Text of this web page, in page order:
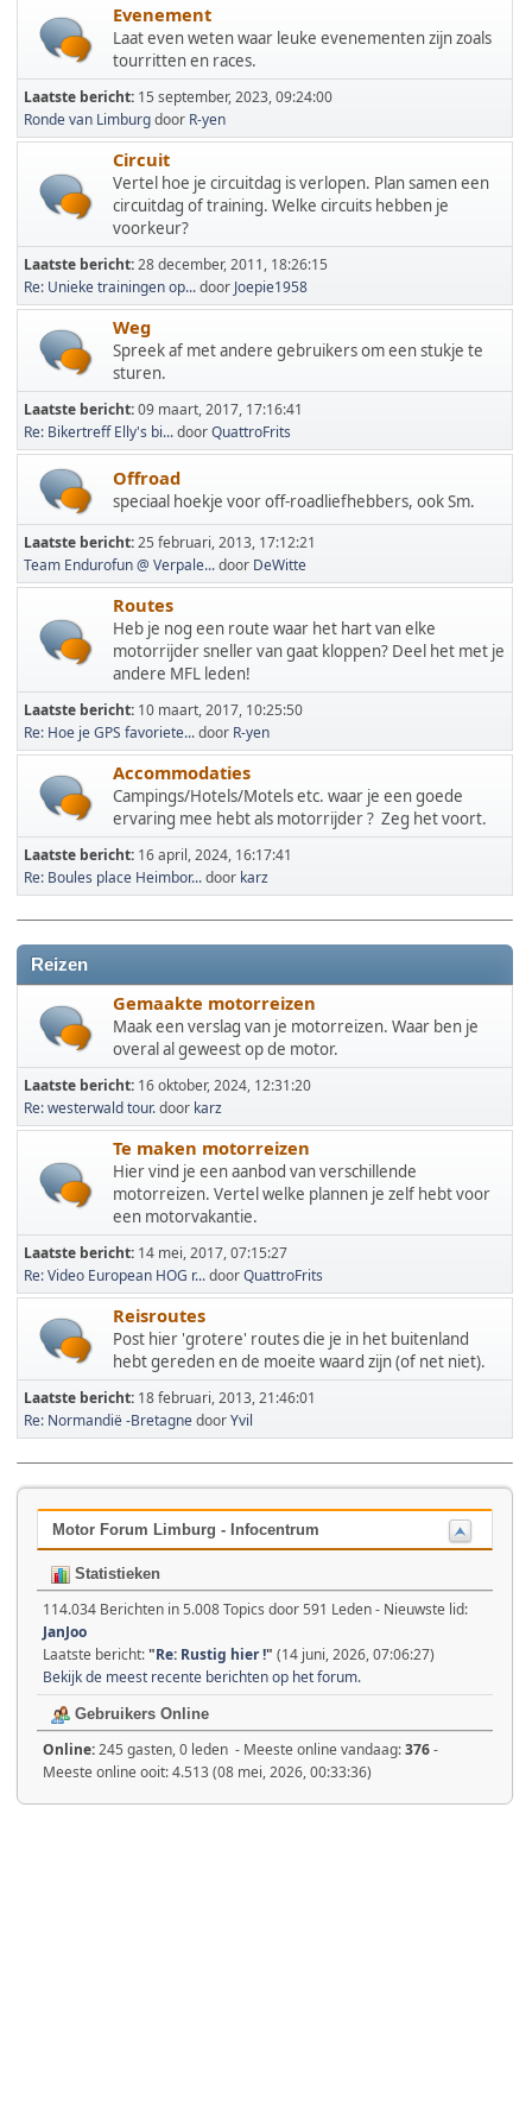
Evenement
Laat even weten waar leuke evenementen zijn zoals
tourritten en races.
Laatste bericht: 15 september, 2023, 09:24:00
Ronde van Limburgdoor R-yen
Circuit
Vertel hoe je circuitdag is verlopen. Plan samen een
circuitdag of training. Welke circuits hebben je
voorkeur?
Laatste bericht:28 december, 2011, 18:26:15
Re: Unieke trainingen op...door Joepie1958
Weg
Spreek af met andere gebruikers om een stukje te
sturen.
Laatste bericht:09 maart, 2017, 17:16:41
Re: Bikertreff Elly's bi...doorQuattroFrits
Offroad
speciaal hoekje voor off-roadliefhebbers, ook Sm.
Laatste bericht:25 februari, 2013, 17:12:21
Team Endurofun @ Verpale...door DeWitte
Routes
Heb je nog een route waar het hart van elke
motorrijder sneller van gaat kloppen? Deel het met je
andere MFL leden!
Laatste bericht: 10 maart, 2017, 10:25:50
Re: Hoe je GPS favoriete...door R-yen
Accommodaties
Campings/Hotels/Motels etc. waar je een goede
ervaring mee hebt als motorrijder ? Zeg het voort.
Laatste bericht: 16 april, 2024, 16:17:41
Re: Boules place Heimbor...door karz
Reizen
Gemaakte motorreizen
Maak een verslag van je motorreizen. Waar ben je
overal al geweest op de motor.
Laatste bericht: 16 oktober, 2024, 12:31:20
Re: westerwald tour.door karz
Te maken motorreizen
Hier vind je een aanbod van verschillende
motorreizen. Vertel welke plannen je zelf hebt voor
een motorvakantie.
Laatste bericht: 14 mei, 2017, 07:15:27
Re: Video European HOG r...doorQuattroFrits
Reisroutes
Post hier 'grotere' routes die je in het buitenland
hebt gereden en de moeite waard zijn (of net niet).
Laatste bericht: 18 februari, 2013, 21:46:01
Re: Normandië -BretagnedoorYvil
Motor Forum Limburg - Infocentrum
Statistieken
114.034 Berichten in 5.008 Topics door 591 Leden - Nieuwste lid:
JanJoo
Laatste bericht:"Re: Rustig hier !" (14 juni, 2026, 07:06:27)
Bekijk de meest recente berichten op het forum.
Gebruikers Online
Online:245 gasten, 0 leden - Meeste online vandaag:376-
Meeste online ooit: 4.513 (08 mei, 2026, 00:33:36)